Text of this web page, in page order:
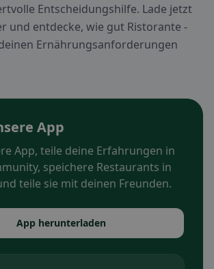
Entscheidungshilfe. Lade jetzt
und entdecke, wie gut Ristorante -
Ernährungsanforderungen
App
App, teile deine Erfahrungen in
speichere Restaurants in
teile sie mit deinen Freunden.
App herunterladen